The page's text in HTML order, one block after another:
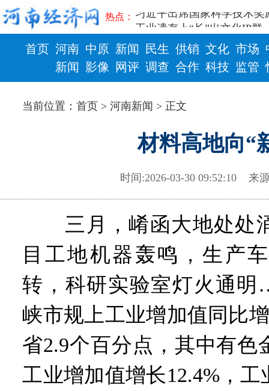
热点： 工业遗存上“长”出文化IP群
河南可再生能源装机突破1
三个“没想到”刷新港区速度
336件（组）意大利文物在
河南省政协十三届常委会第
郑州、济南、青岛三城联合
省政协十三届常委会第二十
“七一勋章”获得者丨“炼油
“建设社会主义现代化强国
算力，正在重新“耕种”中原
河南省二十条硬核举措出炉
河南省主汛期防汛抗旱工作
“从根本上改变了中国人民
从国家科技奖看中原创新跃
“几分钱”传言背后 河南西
河南省党政代表团赴新疆考
习近平出席国家科学技术
工业遗存上“长”出文化IP群
河南可再生能源装机突破1
三个“没想到”刷新港区速度
336件（组）意大利文物在
河南省政协十三届常委会第
首页 河南
新闻
中原
影像
新闻
网评
民生
调查
供销
合作
文化
科技
市场
监管
财政 健康
当前位置：首页 >河南新闻 > 正文
材料高地向“
时间:2026-03-30 09:52:10 来
三月，崤函大地处处
目工地机器轰鸣，生产
转，科研实验室灯火通
峡市规上工业增加值同比
省2.9个百分点，其中有色
工业增加值增长12.4%，